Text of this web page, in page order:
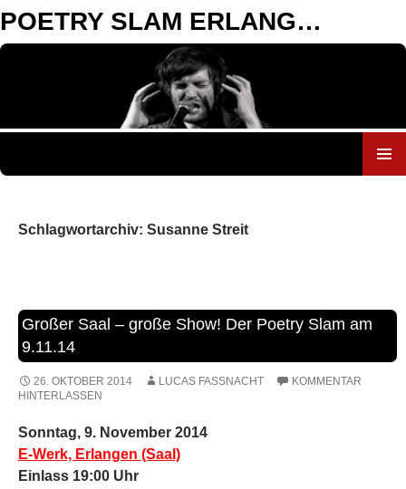
POETRY SLAM ERLANGEN
Schlagwortarchiv: Susanne Streit
Großer Saal – große Show! Der Poetry Slam am
9.11.14
26. OKTOBER 2014 LUCAS FASSNACHT
KOMMENTAR
HINTERLASSEN
Sonntag, 9. November 2014
E-Werk, Erlangen (Saal)
Einlass 19:00 Uhr